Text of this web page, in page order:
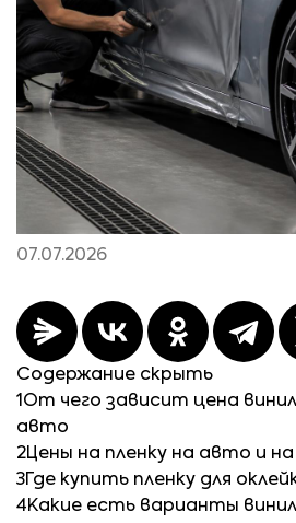
07.07.2026
Содержание скрыть
1 От чего зависит цена
авто
2Цены на пленку на авто и на
3 Где купить пленку для
4Какие есть варианты